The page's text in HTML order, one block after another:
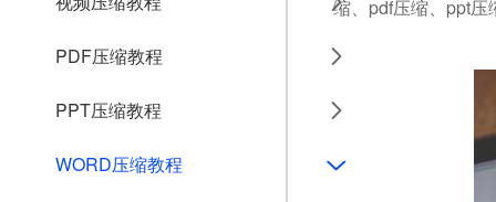
PDF压缩教程
PPT压缩教程
WORD压缩教程
缩、pdf压缩、ppt